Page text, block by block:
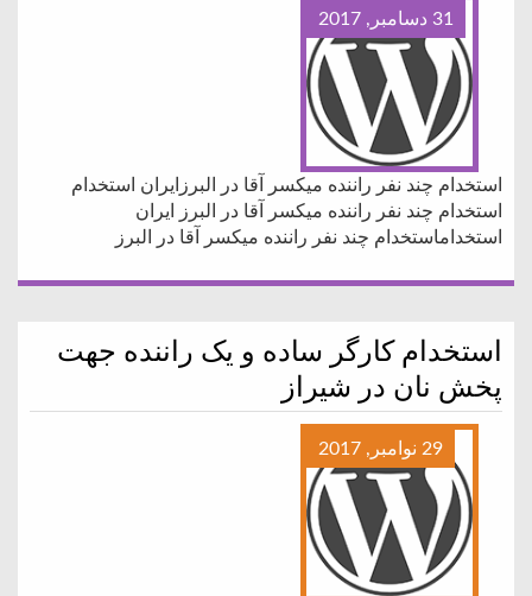
31 دسامبر, 2017
استخدام چند نفر راننده میکسر آقا در البرزایران استخدام
استخدام چند نفر راننده میکسر آقا در البرز ایران
استخداماستخدام چند نفر راننده میکسر آقا در البرز
استخدام کارگر ساده و یک راننده جهت
پخش نان در شیراز
29 نوامبر, 2017